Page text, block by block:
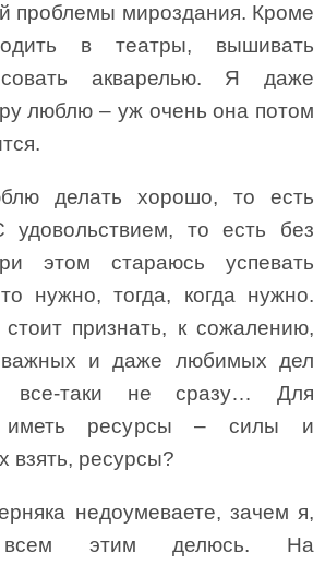
проблемы мироздания. Кроме
в театры, вышивать
акварелью. Я даже
люблю – уж очень она потом
делать хорошо, то есть
то есть без
этом стараюсь успевать
нужно, тогда, когда нужно.
признать, к сожалению,
и даже любимых дел
все-таки не сразу… Для
иметь ресурсы – силы и
взять, ресурсы?
недоумеваете, зачем я,
всем этим делюсь. На